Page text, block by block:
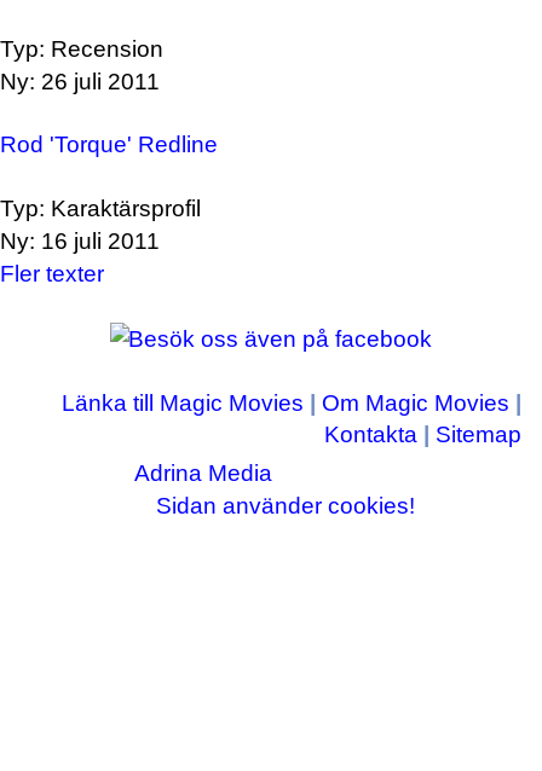
Typ: Recension
Ny: 26 juli 2011
Rod 'Torque' Redline
Typ: Karaktärsprofil
Ny: 16 juli 2011
Fler texter
Länka till Magic Movies Om Magic Movies
Kontakta
Sitemap
Copyright © 2003-2026Adrina Media
Sidan använder cookies!